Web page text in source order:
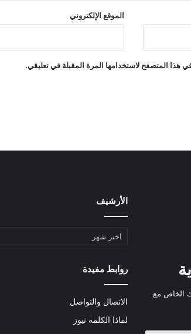
الموقع الإلكتروني
هذا المتصفح لاستخدامها المرة المقبلة في تعليقي.
الخاص مع
الأرشيف
الأرشيف
روابط مفيدة
الاتصال والتواصل
لماذا الكلمة نيوز